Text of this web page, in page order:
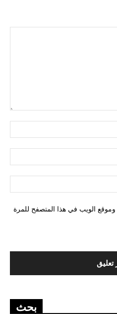
الويب في هذا المتصفح للمرة
بحث